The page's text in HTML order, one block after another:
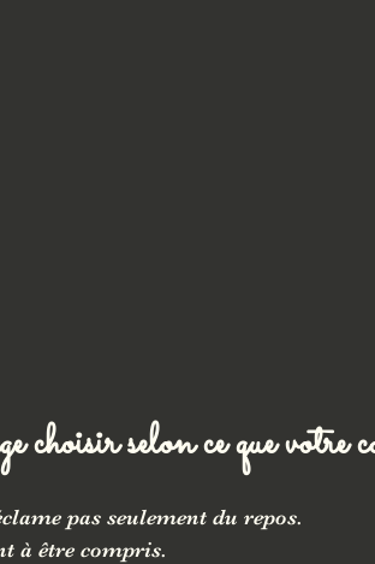
choisir selon ce que
pas seulement du repos.
à être compris.